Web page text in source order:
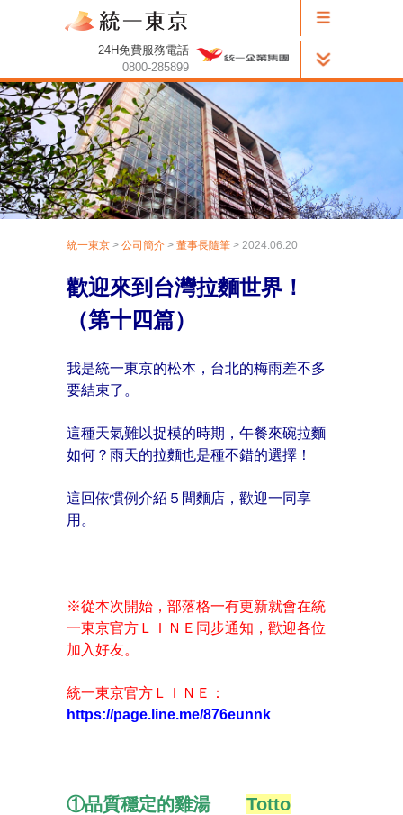
24H免費服務電話
0800-285899
統一東京 > 公司簡介 > 董事長隨筆 > 2024.06.20
歡迎來到台灣拉麵世界！
（第十四篇）
我是統一東京的松本，台北的梅雨差不多
要結束了。
這種天氣難以捉模的時期，午餐來碗拉麵
如何？雨天的拉麵也是種不錯的選擇！
這回依慣例介紹５間麵店，歡迎一同享
用。
※從本次開始，部落格一有更新就會在統
一東京官方ＬＩＮＥ同步通知，歡迎各位
加入好友。
統一東京官方ＬＩＮＥ：
https://page.line.me/876eunnk
①品質穩定的雞湯 Totto